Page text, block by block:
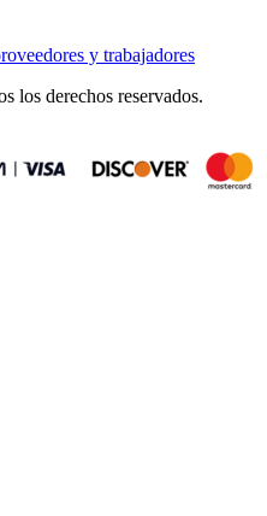
y trabajadores
los derechos reservados.